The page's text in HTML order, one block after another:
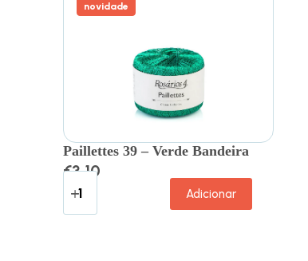
novidade
Paillettes 39 – Verde Bandeira
€3.10
Adicionar